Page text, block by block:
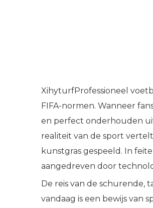
XihyturfProfessioneel
FIFA-normen. Wanneer
en perfect onderhouden
realiteit van de sport
kunstgras gespeeld. In
aangedreven door
De reis van de schurende,
vandaag is een bewijs van